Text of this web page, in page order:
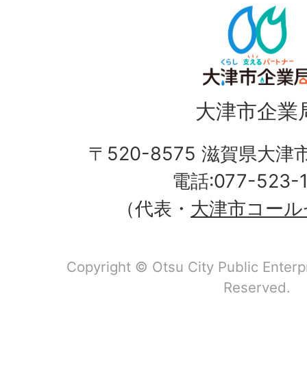
大津市企業
〒520-8575 滋賀県大津
電話:077-523-
（代表・ 大津市コー
Copyright © Otsu City Public
Reserved.